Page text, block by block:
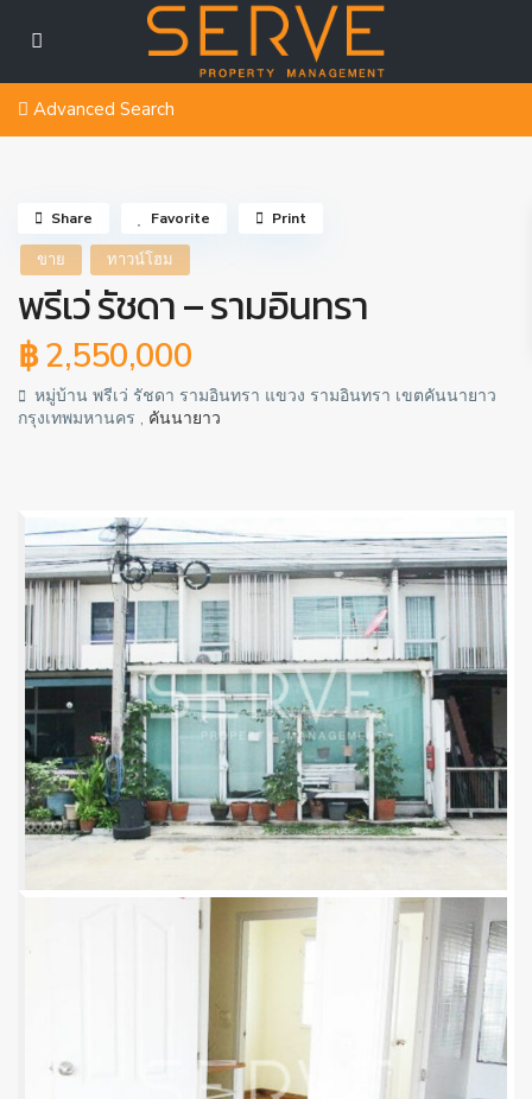
Advanced Search
ขาย ทาวน์โฮม
พรีเว่ รัชดา – รามอินทรา
฿ 2,550,000
หมู่บ้าน พรีเว่ รัชดา รามอินทรา แขวง รามอินทรา เขตคันนายาว
กรุงเทพมหานคร , คันนายาว
Share Favorite Print